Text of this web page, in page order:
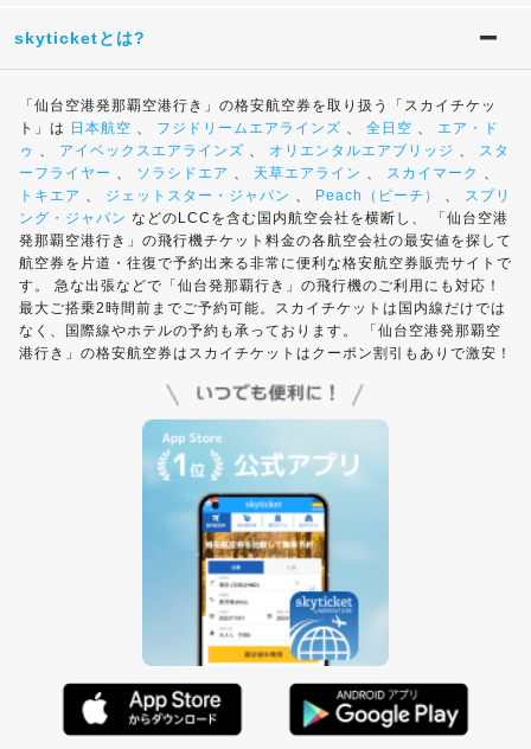
skyticketとは?
「仙台空港発那覇空港行き」の格安航空券を取り扱う「スカイチケッ
ト」は 日本航空 、 フジドリームエアラインズ 、 全日空 、 エア・ド
ゥ 、 アイベックスエアラインズ 、 オリエンタルエアブリッジ 、 スタ
ーフライヤー 、 ソラシドエア 、 天草エアライン 、 スカイマーク 、
トキエア 、 ジェットスター・ジャパン 、 Peach（ピーチ） 、 スプリ
ング・ジャパン などのLCCを含む国内航空会社を横断し、 「仙台空港
発那覇空港行き」の飛行機チケット料金の各航空会社の最安値を探して
航空券を片道・往復で予約出来る非常に便利な格安航空券販売サイトで
す。 急な出張などで「仙台発那覇行き」の飛行機のご利用にも対応！
最大ご搭乗2時間前までご予約可能。スカイチケットは国内線だけでは
なく、国際線やホテルの予約も承っております。 「仙台空港発那覇空
港行き」の格安航空券はスカイチケットはクーポン割引もありで激安！